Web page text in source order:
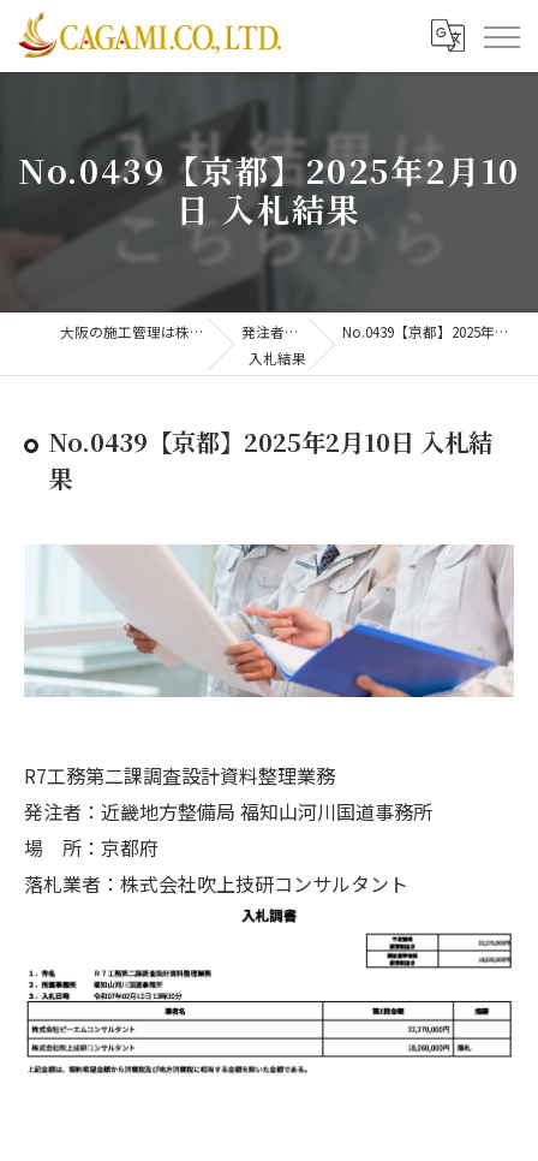
No.0439【京都】2025年2月10
日 入札結果
大阪の施工管理は株式会社CAGAMI
発注者支援業務
入札結果
No.0439【京都】2025年2月10日 入札結果
No.0439【京都】2025年2月10日 入札結
果
R7工務第二課調査設計資料整理業務
発注者：近畿地方整備局 福知山河川国道事務所
場 所：京都府
落札業者：株式会社吹上技研コンサルタント